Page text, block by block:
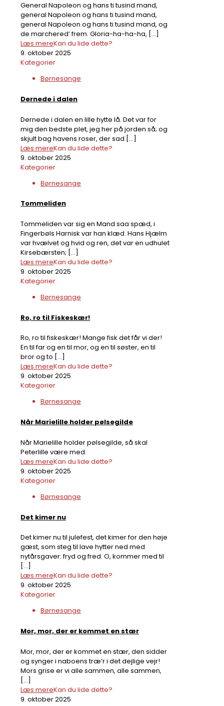
General Napoleon og hans ti tusind mand,
general Napoleon og hans ti tusind mand,
general Napoleon og hans ti tusind mand, og
de marchered’ frem. Gloria-ha-ha-ha, […]
Kan du lide dette?
Læs mere
9. oktober 2025
Kategorier
Børnesange
Dernede i dalen
Dernede i dalen en lille hytte lå. Det var for
mig den bedste plet, jeg her på jorden så; og
skjult bag havens roser, der sad […]
Kan du lide dette?
Læs mere
9. oktober 2025
Kategorier
Børnesange
Tommeliden
Tommeliden var sig en Mand saa spæd, i
Fingerbøls Harnisk var han klæd. Hans Hjælm
var hvælvet og hvid og ren, det var en udhulet
Kirsebærsten; […]
Kan du lide dette?
Læs mere
9. oktober 2025
Kategorier
Børnesange
Ro, ro til Fiskeskær!
Ro, ro til fiskeskær! Mange fisk det får vi der!
En til far og en til mor, og en til søster, en til
bror og to […]
Kan du lide dette?
Læs mere
9. oktober 2025
Kategorier
Børnesange
Når Marielille holder pølsegilde
Når Marielille holder pølsegilde, så skal
Peterlille være med.
Kan du lide dette?
Læs mere
9. oktober 2025
Kategorier
Børnesange
Det kimer nu
Det kimer nu til julefest, det kimer for den høje
gæst, som steg til lave hytter ned med
nytårsgaver: fryd og fred. O, kommer med til
[…]
Kan du lide dette?
Læs mere
9. oktober 2025
Kategorier
Børnesange
Mor, mor, der er kommet en stær
Mor, mor, der er kommet en stær, den sidder
og synger i naboens træ’r i det dejlige vejr!
Mors grise er vi alle sammen, alle sammen,
[…]
Kan du lide dette?
Læs mere
9. oktober 2025